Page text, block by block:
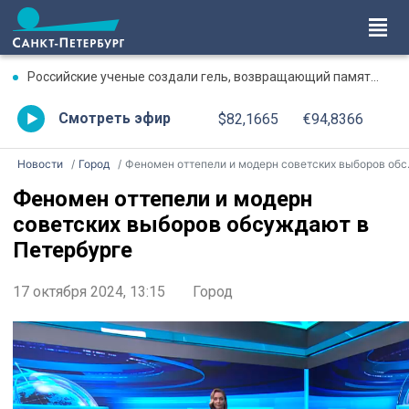
Российские ученые создали гель, возвращающий память после травмы
Смотреть эфир $82,1665 €94,8366
Новости Город Феномен оттепели и модерн советских выборов обсуждают в Петербурге
Феномен оттепели и модерн
советских выборов обсуждают в
Петербурге
17 октября 2024, 13:15 Город